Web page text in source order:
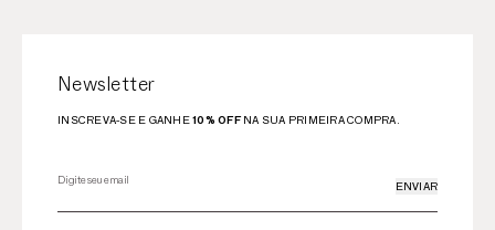
Newsletter
INSCREVA-SE E GANHE10% OFFNA SUA PRIMEIRA COMPRA.
ENVIAR